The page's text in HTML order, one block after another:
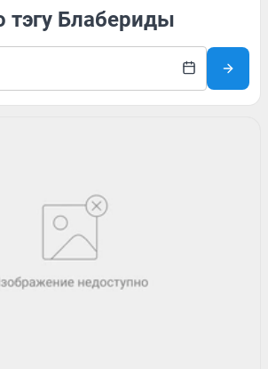
тэгу Блабериды